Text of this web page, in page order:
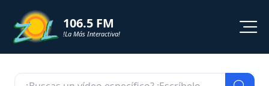
106.5 FM
!La Más Interactiva!